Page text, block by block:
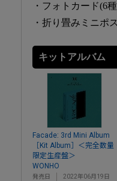
・フォトカード(6
・折り畳みミニポ
キットアルバム
Facade: 3rd Mini Album
［Kit Album］＜完全数量
限定生産盤＞
WONHO
発売日
2022年06月19日